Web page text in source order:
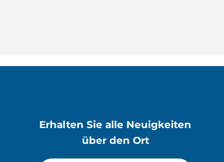
Erhalten Sie alle Neuigkeiten
über den Ort